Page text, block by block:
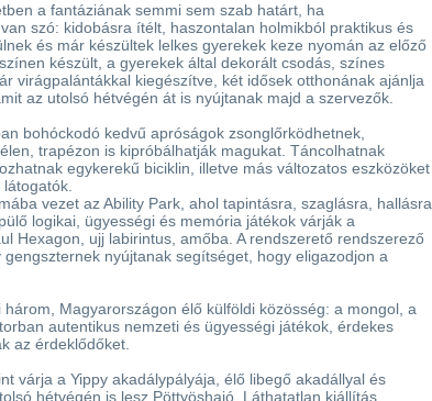
a fantáziának semmi sem szab határt, ha
szó: kidobásra ítélt, haszontalan holmikból praktikus és
és már készültek lelkes gyerekek keze nyomán az előző
készült, a gyerekek által dekorált csodás, színes
virágpalántákkal kiegészítve, két idősek otthonának ajánlja
az utolsó hétvégén át is nyújtanak majd a szervezők.
bohóckodó kedvű apróságok zsonglőrködhetnek,
trapézon is kipróbálhatják magukat. Táncolhatnak
egykerekű biciklin, illetve más változatos eszközöket
vezet az Ability Park, ahol tapintásra, szaglásra, hallásra
logikai, ügyességi és memória játékok várják a
Hexagon, ujj labirintus, amőba. A rendszerető rendszerező
gengszternek nyújtanak segítséget, hogy eligazodjon a
három, Magyarországon élő külföldi közösség: a mongol, a
autentikus nemzeti és ügyességi játékok, érdekes
az érdeklődőket.
várja a Yippy akadálypályája, élő libegő akadállyal és
hétvégén is lesz Pöttyöshajó, Láthatatlan kiállítás,